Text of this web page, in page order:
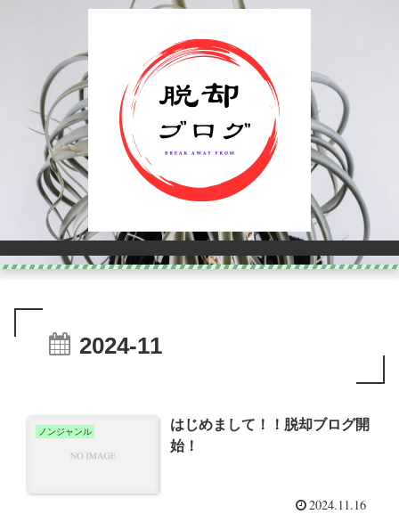
2024-11
ノンジャンル
はじめまして！！脱却ブログ開
始！
2024.11.16